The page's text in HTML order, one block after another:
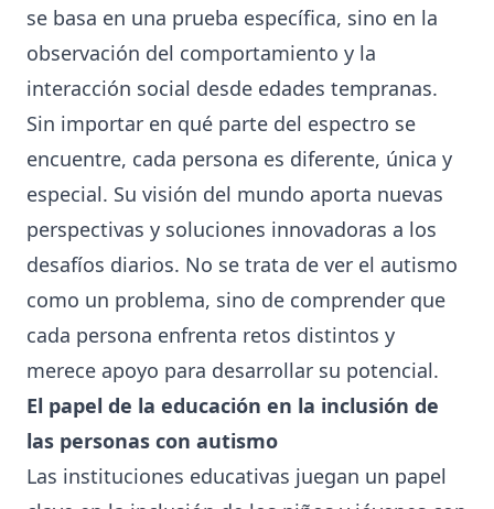
se basa en una prueba específica, sino en la
observación del comportamiento y la
interacción social desde edades tempranas.
Sin importar en qué parte del espectro se
encuentre, cada persona es diferente, única y
especial. Su visión del mundo aporta nuevas
perspectivas y soluciones innovadoras a los
desafíos diarios. No se trata de ver el autismo
como un problema, sino de comprender que
cada persona enfrenta retos distintos y
merece apoyo para desarrollar su potencial.
El papel de la educación en la inclusión de
las personas con autismo
Las instituciones educativas juegan un papel